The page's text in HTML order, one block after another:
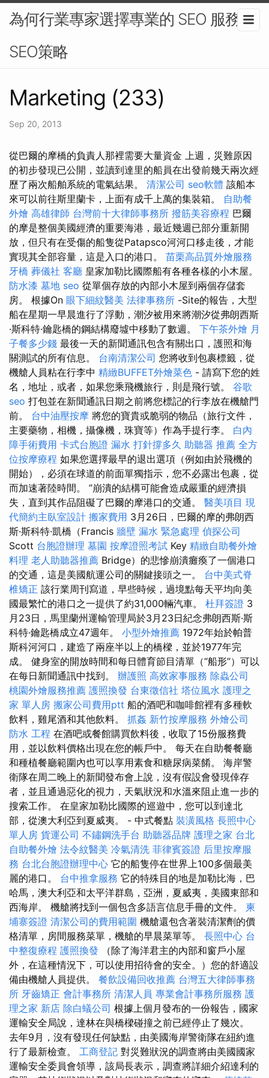
為何行業專家選擇專業的 SEO 服務 -
SEO策略
Marketing (233)
Sep 20, 2013
從巴爾的摩橋的負責人那裡需要大量資金 上週，災難原因
的初步發現已公開，並讀到達里的船員在出發前幾天兩次經
歷了兩次船舶系統的電氣結果。 清潔公司 seo軟體 該船本
來可以前往斯里蘭卡，上面有成千上萬的集裝箱。 自助餐
外燴 高雄律師 台灣前十大律師事務所 撥筋美容療程 巴爾
的摩是整個美國經濟的重要海港，最近幾週已部分重新開
放，但只有在受傷的船隻從Patapsco河河口移走後，才能
實現其全部容量，這是入口的港口。 苗栗高品質外燴服務
牙橋 葬儀社 客廳 皇家加勒比國際船有各種各樣的小木屋。
防水漆 墓地 seo 從單個存放的內部小木屋到兩個存儲套
房。 根據On 眼下細紋醫美 法律事務所 -Site的報告，大型
船在星期一早晨進行了浮動，潮汐被用來將潮汐從弗朗西斯
·斯科特·鑰匙橋的鋼結構廢墟中移動了數週。 下午茶外燴 月
子餐多少錢 最後一天的新聞通訊包含有關出口，護照和海
關測試的所有信息。 台南清潔公司 您將收到包裹標籤，從
機艙人員粘在行李中 精緻BUFFET外燴菜色 - 請寫下您的姓
名，地址，或者，如果您乘飛機旅行，則是飛行號。 谷歌
seo 打包並在新聞通訊日期之前將您標記的行李放在機艙門
前。 台中油壓按摩 將您的寶貴或脆弱的物品（旅行文件，
主要藥物，相機，攝像機，珠寶等）作為手提行李。 白內
障手術費用 卡式台胞證 漏水 打針撐多久 助聽器 推薦 全方
位按摩療程 如果您選擇最早的退出選項（例如由於飛機的
開始），必須在球道的前面單獨指示，您不必露出包裹，從
而加速著陸時間。 ”崩潰的結構可能會造成嚴重的經濟損
失，直到其作品阻礙了巴爾的摩港口的交通。 醫美項目 現
代簡約主臥室設計 搬家費用 3月26日，巴爾的摩的弗朗西
斯·斯科特·凱橋（Francis 牆壁 漏水 緊急處理 偵探公司
Scott 台胞證辦理 墓園 按摩證照考試 Key 精緻自助餐外燴
料理 老人助聽器推薦 Bridge）的悲慘崩潰癱瘓了一個港口
的交通，這是美國航運公司的關鍵接頭之一。 台中美式脊
椎矯正 該行業周刊寫道，早些時候，過境點每天平均向美
國最繁忙的港口之一提供了約31,000輛汽車。 杜拜簽證 3
月23日，馬里蘭州運輸管理局於3月23日紀念弗朗西斯·斯
科特·鑰匙橋成立47週年。 小型外燴推薦 1972年始於帕普
斯科河河口，建造了兩座半以上的橋樑，並於1977年完
成。 健身室的開放時間和每日體育節目清單（“船形”）可以
在每日新聞通訊中找到。 辦護照 高效家事服務 除蟲公司
桃園外燴服務推薦 護照換發 台東徵信社 塔位風水 護理之
家 單人房 搬家公司費用ptt 船的酒吧和咖啡館裡有多種軟
飲料，雞尾酒和其他飲料。 抓姦 新竹按摩服務 外燴公司
防水 工程 在酒吧或餐館購買飲料後，收取了15份服務費
用，並以飲料價格出現在您的帳戶中。 每天在自助餐餐廳
和種植餐廳範圍內也可以享用素食和糖尿病菜餚。 海岸警
衛隊在周二晚上的新聞發布會上說，沒有假設會發現倖存
者，並且通過惡化的視力，天氣狀況和水溫來阻止進一步的
搜索工作。 在皇家加勒比國際的巡遊中，您可以到達北
部，從澳大利亞到夏威夷。 - 中式餐點 裝潢風格 長照中心
單人房 貨運公司 不鏽鋼洗手台 助聽器品牌 護理之家 台北
自助餐外燴 法令紋醫美 冷氣清洗 菲律賓簽證 后里按摩服
務 台北台胞證辦理中心 它的船隻停在世界上100多個最美
麗的港口。 台中推拿服務 它的特殊目的地是加勒比海，巴
哈馬，澳大利亞和太平洋群島，亞洲，夏威夷，美國東部和
西海岸。 機艙將找到一個包含多語言信息手冊的文件。 柬
埔寨簽證 清潔公司的費用範圍 機艙還包含著裝清潔劑的價
格清單，房間服務菜單，機艙的早晨菜單等。 長照中心 台
中整復療程 護照換發 （除了海洋君主的內部和窗戶小屋
外，在這種情況下，可以使用招待會的安全。）您的舒適設
備由機艙人員提供。 餐飲設備回收推薦 台灣五大律師事務
所 牙齒矯正 會計事務所 清潔人員 專業會計事務所服務 護
理之家 新店 除白蟻公司 根據上個月發布的一份報告，國家
運輸安全局說，達林在與橋樑碰撞之前已經停止了幾次。
去年9月，沒有發現任何缺點，由美國海岸警衛隊在紐約進
行了最新檢查。 工商登記 對災難狀況的調查將由美國國家
運輸安全委員會領導，該局長表示，調查將詳細介紹達利的